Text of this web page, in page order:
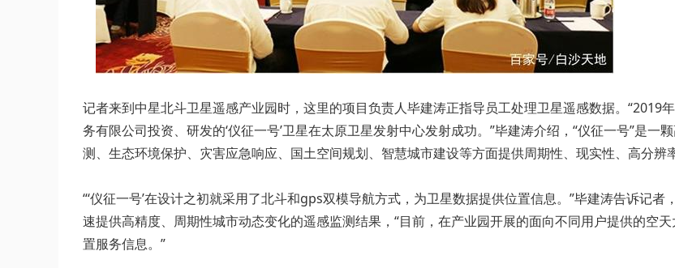
记者来到中星北斗卫星遥感产业园时，这里的项目负责人毕建涛正指导员工处理卫星遥感数据。“2019
务有限公司投资、研发的‘仪征一号’卫星在太原卫星发射中心发射成功。”毕建涛介绍，“仪征一号”是
测、生态环境保护、灾害应急响应、国土空间规划、智慧城市建设等方面提供周期性、现实性、高分辨
“‘仪征一号’在设计之初就采用了北斗和gps双模导航方式，为卫星数据提供位置信息。”毕建涛告诉记
速提供高精度、周期性城市动态变化的遥感监测结果，“目前，在产业园开展的面向不同用户提供的空
置服务信息。”